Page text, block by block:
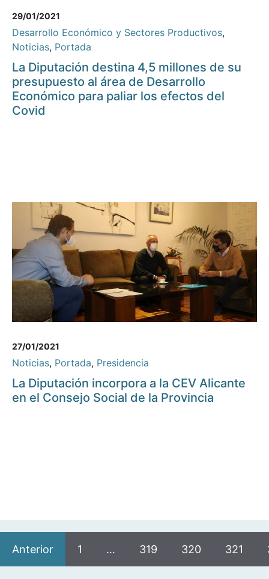
29/01/2021
Desarrollo Económico y Sectores Productivos,
Noticias, Portada
La Diputación destina 4,5 millones de su
presupuesto al área de Desarrollo
Económico para paliar los efectos del
Covid
27/01/2021
Noticias, Portada, Presidencia
La Diputación incorpora a la CEV Alicante
en el Consejo Social de la Provincia
Anterior 1 … 319 320 321